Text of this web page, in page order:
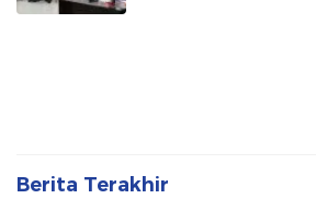
Berita Terakhir